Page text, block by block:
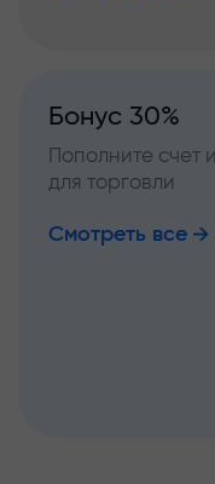
Бонус 30%
Пополните счет
для торговли
Смотреть все